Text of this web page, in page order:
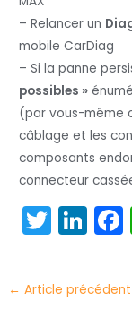
– Relancer un
mobile CarDiag
– Si la panne
possibles »
(par vous-même
câblage et les
composants
connecteur
T
w
itt
er
Li
n
k
e
c
e
← Article précédent